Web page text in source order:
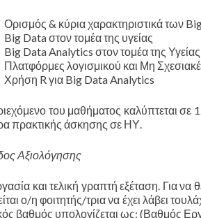
Ορισμός & κύρια χαρακτηριστικά των
Big Data στον τομέα της υγείας
Big Data Analytics στον τομέα της Υγείας
Πλατφόρμες λογισμικού και Μη
Χρήση R για Big Data Analytics
του μαθήματος καλύπτεται σε
πρακτικής άσκησης σε ΗΥ.
Αξιολόγησης
και τελική γραπτή εξέταση. Για
ο/η φοιτητής/τρια να έχει λάβει
βαθμός υπολογίζεται ως: (Βαθμός